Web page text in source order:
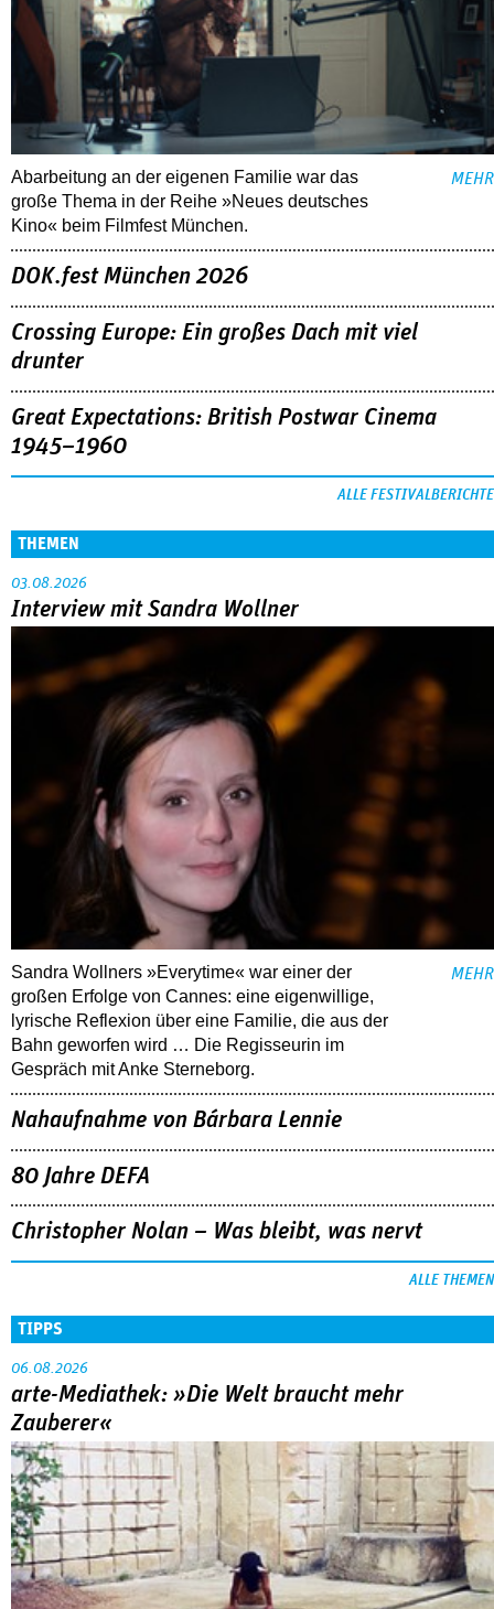
Abarbeitung an der eigenen Familie war das
große Thema in der Reihe »Neues deutsches
Kino« beim Filmfest München.
MEHR
DOK.fest München 2026
Crossing Europe: Ein großes Dach mit viel
drunter
Great Expectations: British Postwar Cinema
1945–1960
ALLE FESTIVALBERICHTE
THEMEN
03.08.2026
Interview mit Sandra Wollner
Sandra Wollners »Everytime« war einer der
großen Erfolge von Cannes: eine eigenwillige,
lyrische Reflexion über eine ­Familie, die aus der
Bahn geworfen wird … Die Regisseurin im
Gespräch mit Anke Sterneborg.
MEHR
Nahaufnahme von Bárbara Lennie
80 Jahre DEFA
Christopher Nolan – Was bleibt, was nervt
ALLE THEMEN
TIPPS
06.08.2026
arte-Mediathek: »Die Welt braucht mehr
Zauberer«